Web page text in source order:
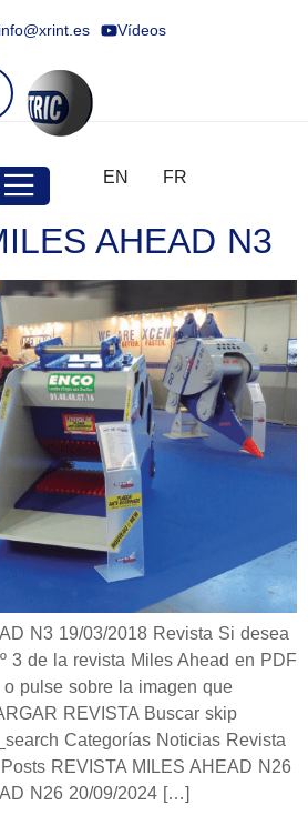
info@xrint.es Vídeos
EN FR
AHEAD N3
N3 19/03/2018 Revista Si desea
3 de la revista Miles Ahead en PDF
pulse sobre la imagen que
REVISTA Buscar skip
Categorías Noticias Revista
REVISTA MILES AHEAD N26
N26 20/09/2024 […]